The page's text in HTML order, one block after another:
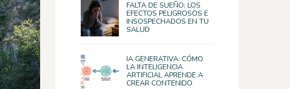
FALTA DE SUEÑO: LOS
EFECTOS PELIGROSOS E
INSOSPECHADOS EN TU
SALUD
IA GENERATIVA: CÓMO
LA INTELIGENCIA
ARTIFICIAL APRENDE A
CREAR CONTENIDO